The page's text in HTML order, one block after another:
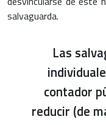
salvaguarda.
Las
contador
reducir (de